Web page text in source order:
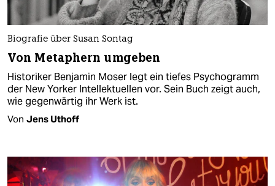
Biografie über Susan Sontag
Von Metaphern umgeben
Historiker Benjamin Moser legt ein tiefes Psychogramm
der New Yorker Intellektuellen vor. Sein Buch zeigt auch,
wie gegenwärtig ihr Werk ist.
Von Jens Uthoff